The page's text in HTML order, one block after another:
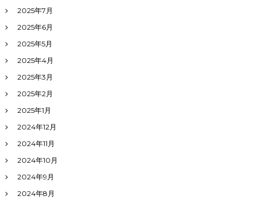
2025年7月
2025年6月
2025年5月
2025年4月
2025年3月
2025年2月
2025年1月
2024年12月
2024年11月
2024年10月
2024年9月
2024年8月